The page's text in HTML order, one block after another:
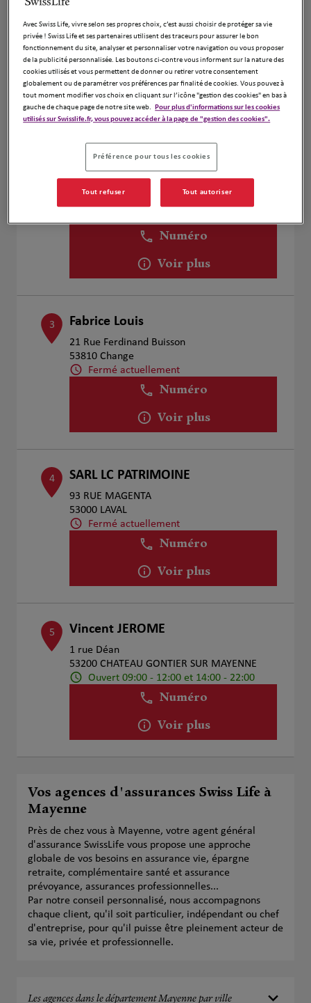
27 Rue de Solférino
53000 Laval
Fermé actuellement
Numéro
Voir plus
Fabrice Louis
11 Rue Sergent Louvrier
Numéro
Voir plus
3 Fabrice Louis
21 Rue Ferdinand Buisson
53810 Change
Fermé actuellement
Numéro
Voir plus
4 SARL LC PATRIMOINE
93 RUE MAGENTA
53000 LAVAL
Fermé actuellement
Numéro
Voir plus
5 Vincent JEROME
1 rue Déan
53200 CHATEAU GONTIER SUR MAYENNE
Ouvert 09:00 - 12:00 et 14:00 - 22:00
Numéro
Voir plus
Vos agences d'assurances Swiss Life à
Mayenne
Près de chez vous à Mayenne, votre agent général
d'assurance SwissLife vous propose une approche
globale de vos besoins en assurance vie, épargne
retraite, complémentaire santé et assurance
prévoyance, assurances professionnelles...
Par notre conseil personnalisé, nous accompagnons
chaque client, qu'il soit particulier, indépendant ou chef
d'entreprise, pour qu'il puisse être pleinement acteur de
sa vie, privée et professionnelle.
Les agences dans le département Mayenne par ville
Avec Swiss Life, vivre selon ses propres choix, c’est aussi choisir de protéger sa vie
privée ! Swiss Life et ses partenaires utilisent des traceurs pour assurer le bon
fonctionnement du site, analyser et personnaliser votre navigation ou vous proposer
de la publicité personnalisée. Les boutons ci-contre vous informent sur la nature des
cookies utilisés et vous permettent de donner ou retirer votre consentement
globalement ou de paramétrer vos préférences par finalité de cookies. Vous pouvez à
tout moment modifier vos choix en cliquant sur l’icône "gestion des cookies" en bas à
gauche de chaque page de notre site web. Pour plus d'informations sur les cookies
utilisés sur Swisslife.fr, vous pouvez accéder à la page de "gestion des cookies".
Préférence pour tous les cookies
Tout refuser Tout autoriser